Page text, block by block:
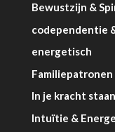
Bewustzijn &
codependentie
energetisch
In je kracht staan
Intuïtie &